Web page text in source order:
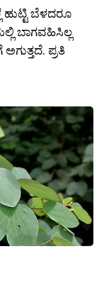
ಹುಟ್ಟಿ ಬೆಳದರೂ
ಬಾಗವಹಿಸಿಲ್ಲ
ಪ್ರತಿ